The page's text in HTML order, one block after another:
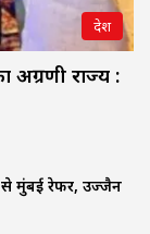
देश
अग्रणी राज्य :
से मुंबई रेफर, उज्जैन